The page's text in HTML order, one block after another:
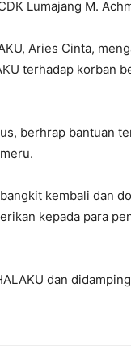
Lumajang M.
Aries Cinta,
terhadap korban
berhrap bantuan
kembali dan
kepada para
dan